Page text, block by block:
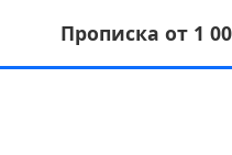
Прописка от 1